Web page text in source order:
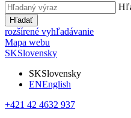
Hľadať
rozšírené vyhľadávanie
Mapa webu
SKSlovensky
SKSlovensky
ENEnglish
+421 42 4632 937